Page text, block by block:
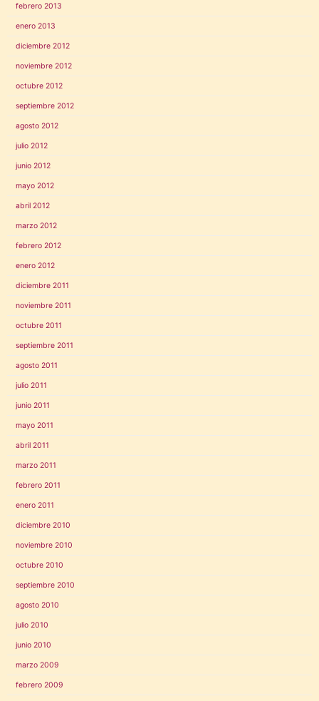
febrero 2013
enero 2013
diciembre 2012
noviembre 2012
octubre 2012
septiembre 2012
agosto 2012
julio 2012
junio 2012
mayo 2012
abril 2012
marzo 2012
febrero 2012
enero 2012
diciembre 2011
noviembre 2011
octubre 2011
septiembre 2011
agosto 2011
julio 2011
junio 2011
mayo 2011
abril 2011
marzo 2011
febrero 2011
enero 2011
diciembre 2010
noviembre 2010
octubre 2010
septiembre 2010
agosto 2010
julio 2010
junio 2010
marzo 2009
febrero 2009